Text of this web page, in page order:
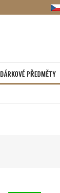
DÁRKOVÉ PŘEDMĚTY